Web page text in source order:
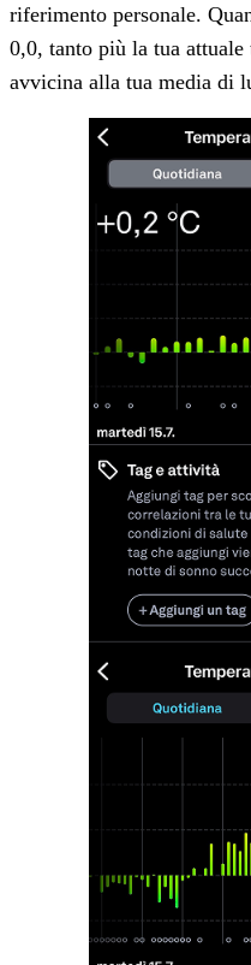
riferimento personale.
0,0, tanto più la tua
avvicina alla tua media di